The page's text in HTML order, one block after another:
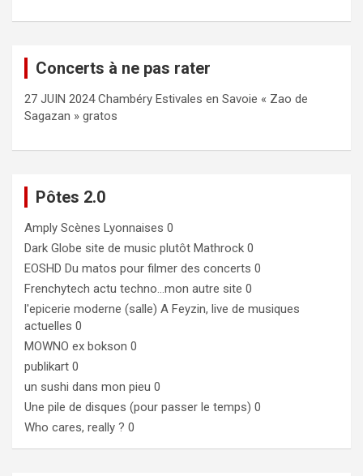
Concerts à ne pas rater
27 JUIN 2024 Chambéry Estivales en Savoie « Zao de
Sagazan » gratos
Pôtes 2.0
Amply Scènes Lyonnaises 0
Dark Globe site de music plutôt Mathrock 0
EOSHD Du matos pour filmer des concerts 0
Frenchytech actu techno…mon autre site 0
l'epicerie moderne (salle) A Feyzin, live de musiques
actuelles 0
MOWNO ex bokson 0
publikart 0
un sushi dans mon pieu 0
Une pile de disques (pour passer le temps) 0
Who cares, really ? 0